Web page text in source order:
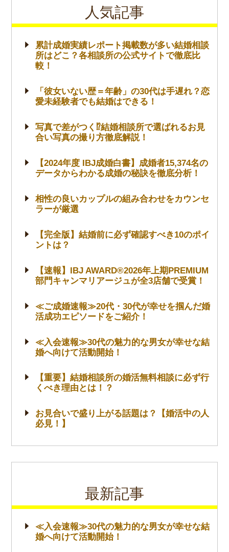
人気記事
累計成婚実績レポート掲載数が多い結婚相談
所はどこ？各相談所の公式サイトで徹底比
較！
「彼女いない歴＝年齢」の30代は手遅れ？恋
愛未経験者でも結婚はできる！
写真で差がつく⁉結婚相談所で選ばれるお見
合い写真の撮り方徹底解説！
【2024年度 IBJ成婚白書】成婚者15,374名の
データからわかる成婚の秘訣を徹底分析！
相性の良いカップルの組み合わせをカウンセ
ラーが厳選
【完全版】結婚前に必ず確認すべき10のポイ
ントは？
【速報】IBJ AWARD®2026年上期PREMIUM
部門キャンマリアージュが全3店舗で受賞！
≪ご成婚速報≫20代・30代が幸せを掴んだ婚
活成功エピソードをご紹介！
≪入会速報≫30代の魅力的な男女が幸せな結
婚へ向けて活動開始！
【重要】結婚相談所の婚活無料相談に必ず行
くべき理由とは！？
お見合いで盛り上がる話題は？【婚活中の人
必見！】
最新記事
≪入会速報≫30代の魅力的な男女が幸せな結
婚へ向けて活動開始！